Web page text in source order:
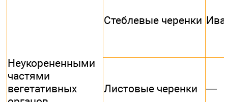
Неукорененными
частями
вегетативных
Стеблевые черенки Ива
Листовые черенки —